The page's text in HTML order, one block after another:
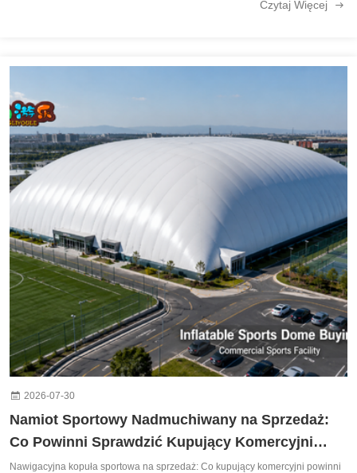
Gry na świeżym powietrzu, dmuchana zjeżdżalnia wodna, dmuchany tor przeszkód, dmuchany zamek
Czytaj Więcej
2026-07-30
Namiot Sportowy Nadmuchiwany na Sprzedaż:
Co Powinni Sprawdzić Kupujący Komercyjni
Przed Złożeniem Zapytania Ofertowego
Nawigacyjna kopuła sportowa na sprzedaż: Co kupujący komercyjni powinni